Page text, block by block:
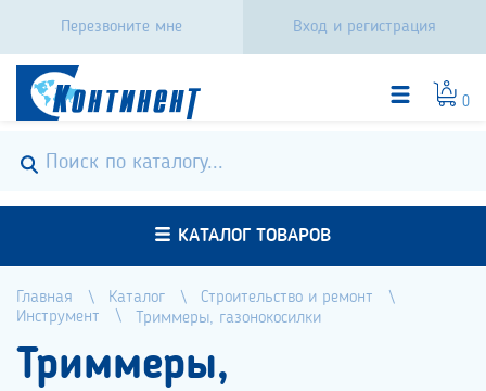
Перезвоните мне Вход и регистрация
0
КАТАЛОГ ТОВАРОВ
Главная Каталог
Строительство и ремонт
Инструмент
Триммеры, газонокосилки
Триммеры,